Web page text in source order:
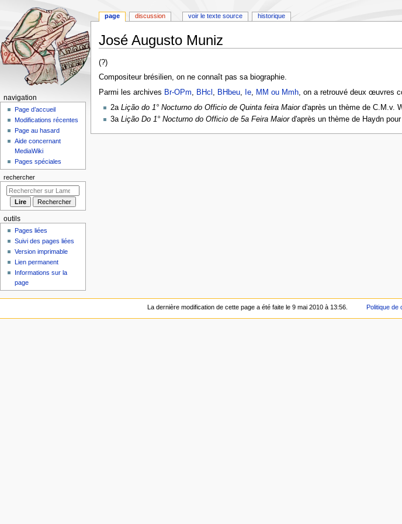
José Augusto Muniz
Aller
à
navigation
Aller
à
recherche
(?)
Compositeur brésilien, on ne connaît pas sa biographie.
Parmi les archives Br-OPm, BHcl , BHbeu, Ie, MM ou Mmh, on a retrouvé deux œuvres
2a Lição do 1° Nocturno do Officio de Quinta feira Maiord'après un thème de C.M.v.
3a Lição Do 1° Nocturno do Officio de 5a Feira Maiord'après un thème de Haydn
M
n
n
page discussion voir le texte source historique
navigation
Page d’accueil
Modifications récentes
Page au hasard
Aide concernant
MediaWiki
Pages spéciales
rechercher
outils
Pages liées
Suivi des pages liées
Version imprimable
Lien permanent
Informations sur la
page
La dernière modification de cette page a été faite le 9 mai 2010 à 13:56. Politique de